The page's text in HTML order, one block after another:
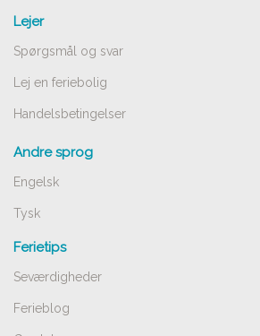
Lejer
Spørgsmål og svar
Lej en feriebolig
Handelsbetingelser
Andre sprog
Engelsk
Tysk
Ferietips
Seværdigheder
Ferieblog